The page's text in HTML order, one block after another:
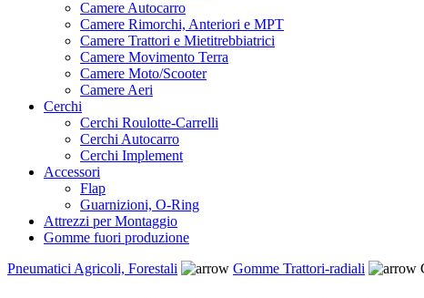
Camere Autocarro
Camere Rimorchi, Anteriori e MPT
Camere Trattori e Mietitrebbiatrici
Camere Movimento Terra
Camere Moto/Scooter
Camere Aeri
Cerchi
Cerchi Roulotte-Carrelli
Cerchi Autocarro
Cerchi Implement
Accessori
Flap
Guarnizioni, O-Ring
Attrezzi per Montaggio
Gomme fuori produzione
Pneumatici Agricoli, Forestali
Gomme Trattori-radiali